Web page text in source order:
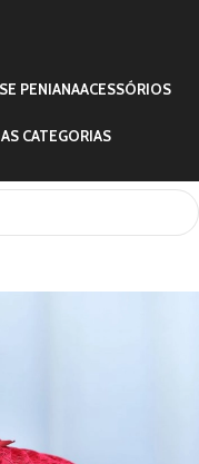
PENIANAACESSÓRIOS
CATEGORIAS